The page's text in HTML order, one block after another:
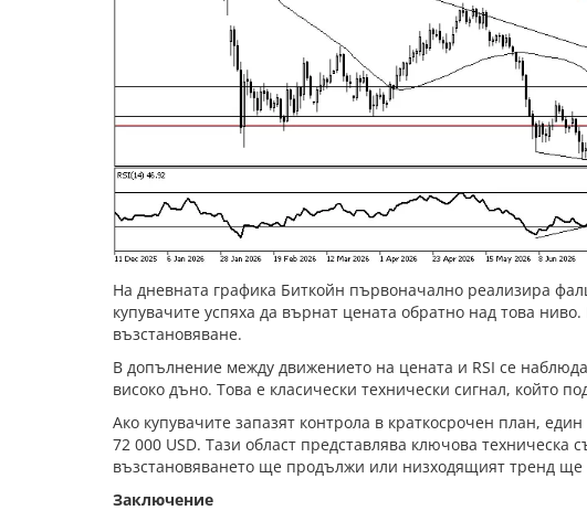
На дневната графика Биткойн първоначално реализира
купувачите успяха да върнат цената обратно над това
възстановяване.
В допълнение между движението на цената и RSI се
високо дъно. Това е класически технически сигнал, който
Ако купувачите запазят контрола в краткосрочен план,
72 000 USD. Тази област представлява ключова
възстановяването ще продължи или низходящият тренд ще
Заключение